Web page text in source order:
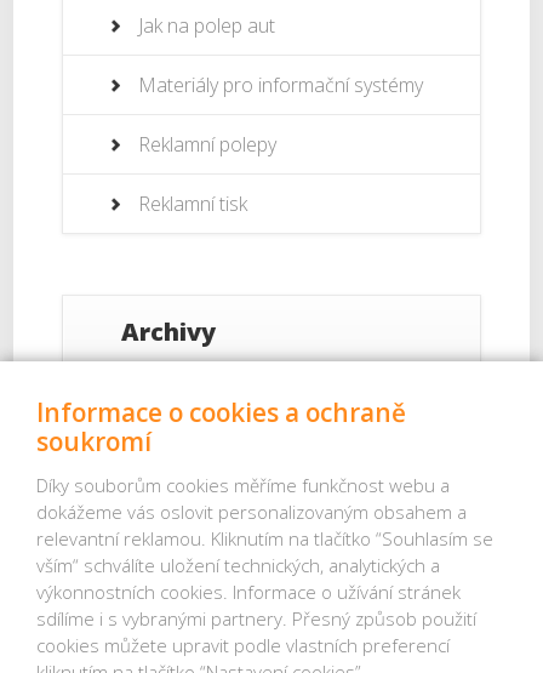
Jak na polep aut
Materiály pro informační systémy
Reklamní polepy
Reklamní tisk
Archivy
Září 2017
Červenec 2017
Červenec 2013
Červen 2013
Informace o cookies a ochraně
soukromí
Díky souborům cookies měříme funkčnost webu a
dokážeme vás oslovit personalizovaným obsahem a
relevantní reklamou. Kliknutím na tlačítko “Souhlasím se
vším“ schválíte uložení technických, analytických a
výkonnostních cookies. Informace o užívání stránek
sdílíme i s vybranými partnery. Přesný způsob použití
cookies můžete upravit podle vlastních preferencí